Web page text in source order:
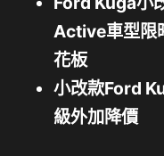
Active車型限
花板
小改款Ford
級外加降價